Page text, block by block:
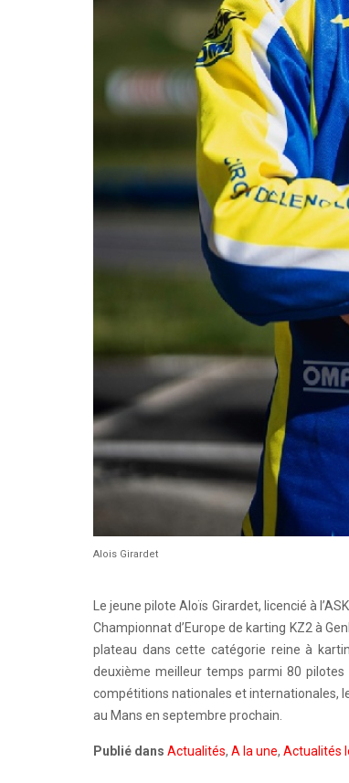
Alois Girardet
Le jeune pilote Aloïs Girardet, licencié à
Championnat d’Europe de karting KZ2 à
plateau dans cette catégorie reine à
deuxième meilleur temps parmi 80
compétitions nationales et internationales,
au Mans en septembre prochain.
Publié dans Actualités, A la une, Actualités